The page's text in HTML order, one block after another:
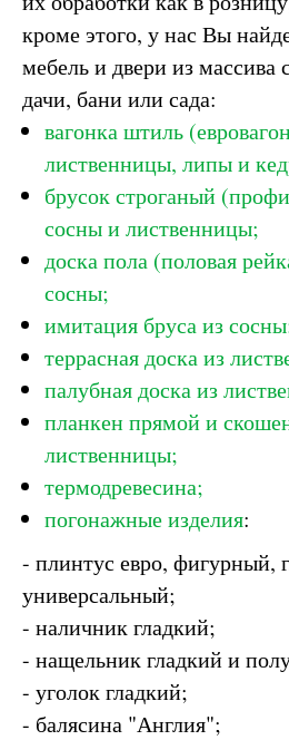
кроме этого, у нас Вы
мебель и двери из
дачи, бани или сада:
вагонка штиль
лиственницы, липы и
брусок строганый
сосны и лиственницы;
доска пола (половая
сосны;
имитация бруса из
террасная доска из
палубная доска из
планкен прямой и
лиственницы;
термодревесина;
погонажные изделия:
- плинтус евро, фигурный,
универсальный;
- наличник гладкий;
- нащельник гладкий и
- уголок гладкий;
- балясина "Англия";